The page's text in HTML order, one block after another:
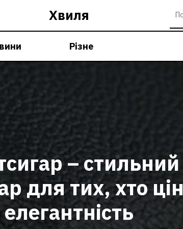
Хвиля
Різне
– стильний
для тих, хто
елегантність